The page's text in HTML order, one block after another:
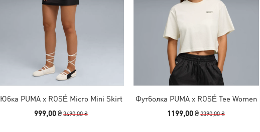
Юбка PUMA x ROSÉ Micro Mini Skirt
999,00 ₴3490,00 ₴
Футболка PUMA x ROSÉ Tee Women
1199,00 ₴2390,00 ₴